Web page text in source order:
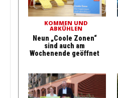
KOMMEN UND
ABKÜHLEN
Neun „Coole Zonen“
sind auch am
Wochenende geöffnet